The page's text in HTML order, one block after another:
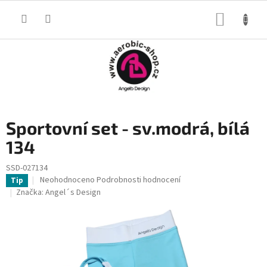
Sportovní set - sv.modrá, bílá
134
SSD-027134
Tip
Průměrné
hodnocení
Neohodnoceno Podrobnosti hodnocení
Značka: Angel´s Design